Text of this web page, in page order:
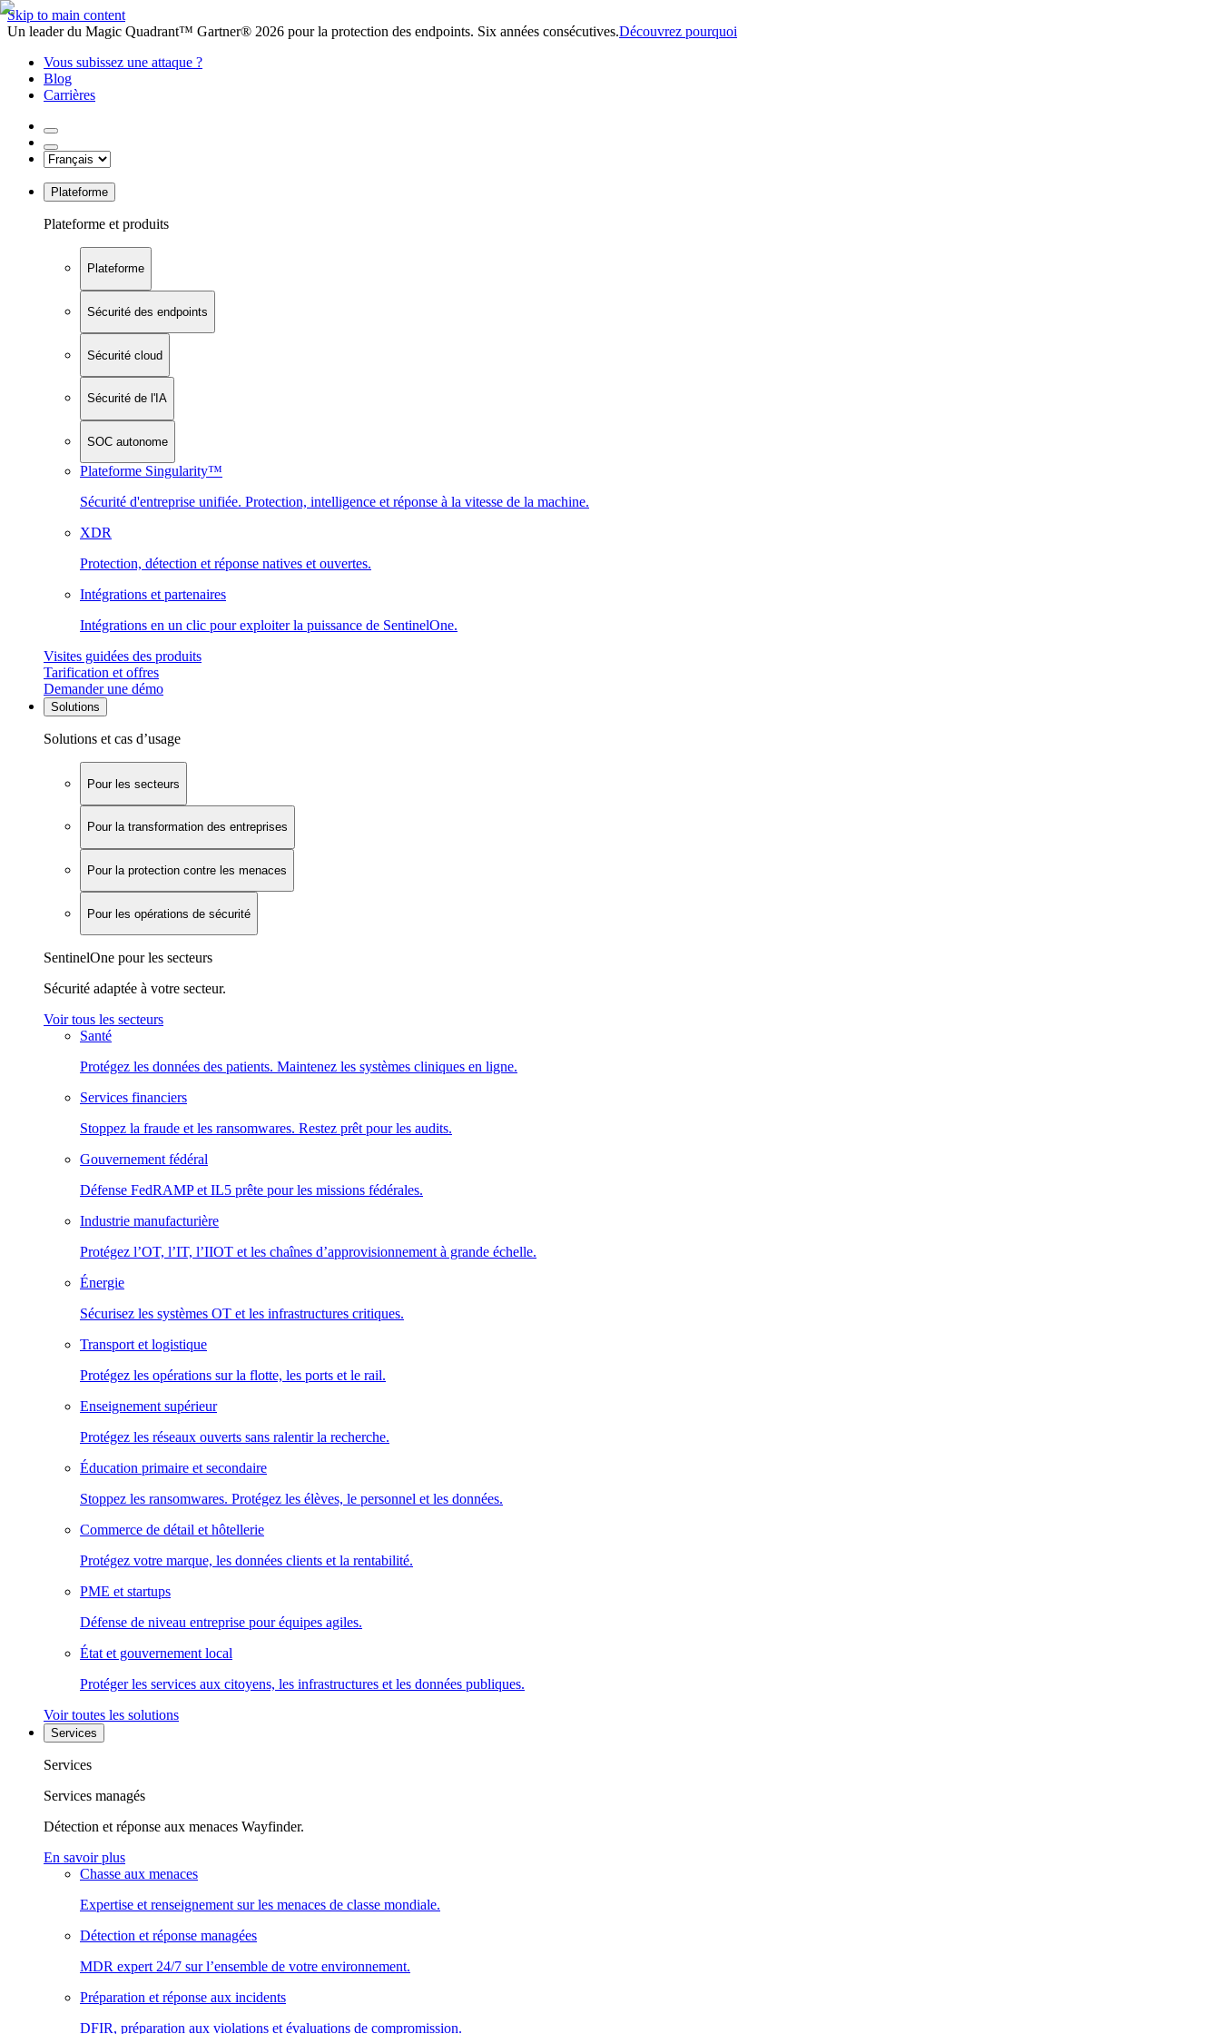
Skip to main content
Un leader du Magic Quadrant™ Gartner® 2026 pour la protection des endpoints. Six années consécutives.Découvrez pourquoi
Vous subissez une attaque ?
Blog
Carrières
Plateforme
Plateforme et produits
Plateforme
Sécurité des endpoints
Sécurité cloud
Sécurité de l'IA
SOC autonome
Plateforme Singularity™
Sécurité d'entreprise unifiée. Protection, intelligence et réponse à la vitesse de la machine.
XDR
Protection, détection et réponse natives et ouvertes.
Intégrations et partenaires
Intégrations en un clic pour exploiter la puissance de SentinelOne.
Visites guidées des produits
Tarification et offres
Demander une démo
Solutions
Solutions et cas d’usage
Pour les secteurs
Pour la transformation des entreprises
Pour la protection contre les menaces
Pour les opérations de sécurité
SentinelOne pour les secteurs
Sécurité adaptée à votre secteur.
Voir tous les secteurs
Santé
Protégez les données des patients. Maintenez les systèmes cliniques en ligne.
Services financiers
Stoppez la fraude et les ransomwares. Restez prêt pour les audits.
Gouvernement fédéral
Défense FedRAMP et IL5 prête pour les missions fédérales.
Industrie manufacturière
Protégez l’OT, l’IT, l’IIOT et les chaînes d’approvisionnement à grande échelle.
Énergie
Sécurisez les systèmes OT et les infrastructures critiques.
Transport et logistique
Protégez les opérations sur la flotte, les ports et le rail.
Enseignement supérieur
Protégez les réseaux ouverts sans ralentir la recherche.
Éducation primaire et secondaire
Stoppez les ransomwares. Protégez les élèves, le personnel et les données.
Commerce de détail et hôtellerie
Protégez votre marque, les données clients et la rentabilité.
PME et startups
Défense de niveau entreprise pour équipes agiles.
État et gouvernement local
Protéger les services aux citoyens, les infrastructures et les données publiques.
Voir toutes les solutions
Services
Services
Services managés
Détection et réponse aux menaces Wayfinder.
En savoir plus
Chasse aux menaces
Expertise et renseignement sur les menaces de classe mondiale.
Détection et réponse managées
MDR expert 24/7 sur l’ensemble de votre environnement.
Préparation et réponse aux incidents
DFIR, préparation aux violations et évaluations de compromission.